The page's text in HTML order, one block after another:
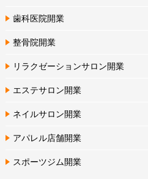
歯科医院開業
整骨院開業
リラクゼーションサロン開業
エステサロン開業
ネイルサロン開業
アパレル店舗開業
スポーツジム開業